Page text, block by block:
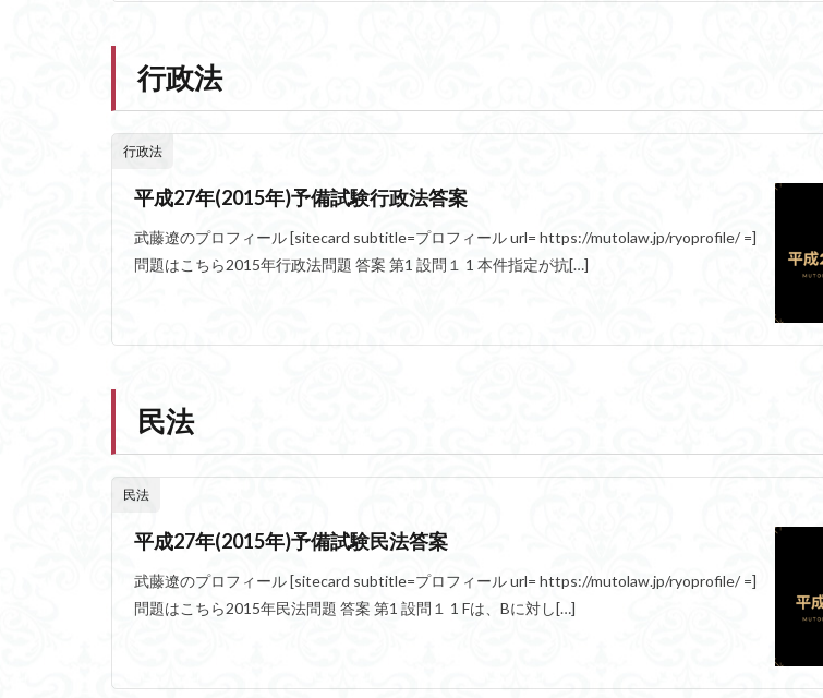
行政法
行政法
平成27年(2015年)予備試験行政法答案
武藤遼のプロフィール [sitecard subtitle=プロフィール url= https://mutolaw.jp/ryoprofile/ =]
問題はこちら2015年行政法問題 答案 第1 設問１ 1 本件指定が抗[…]
民法
民法
平成27年(2015年)予備試験民法答案
武藤遼のプロフィール [sitecard subtitle=プロフィール url= https://mutolaw.jp/ryoprofile/ =]
問題はこちら2015年民法問題 答案 第1 設問１ 1 Fは、Bに対し[…]